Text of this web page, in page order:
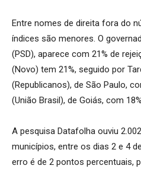
Entre nomes de direita fora do
índices são menores. O
(PSD), aparece com 21% de
(Novo) tem 21%, seguido por
(Republicanos), de São Paulo,
(União Brasil), de Goiás, com
A pesquisa Datafolha ouviu
municípios, entre os dias 2 e 4
erro é de 2 pontos percentuais,